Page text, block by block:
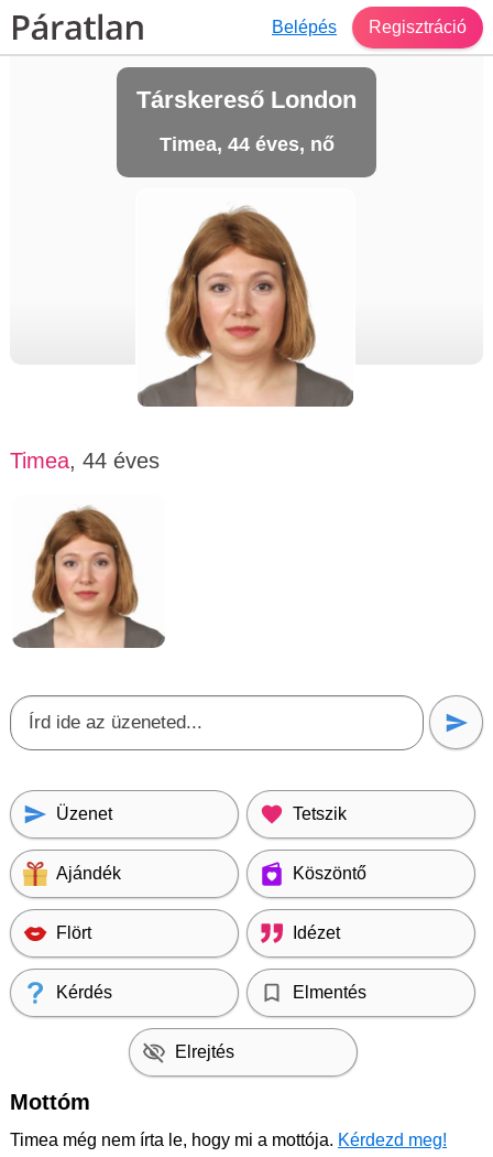
Belépés Regisztráció
Társkereső London
Timea, 44 éves, nő
Timea, 44 éves
Üzenet Tetszik
Ajándék Köszöntő
Flört Idézet
Kérdés Elmentés
Elrejtés
Mottóm
Timea még nem írta le, hogy mi a mottója. Kérdezd meg!